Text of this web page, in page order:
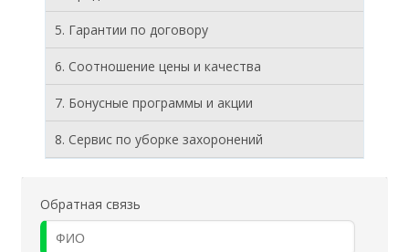
5. Гарантии по договору
6. Соотношение цены и качества
7. Бонусные программы и акции
8. Cервис по уборке захоронений
Обратная связь